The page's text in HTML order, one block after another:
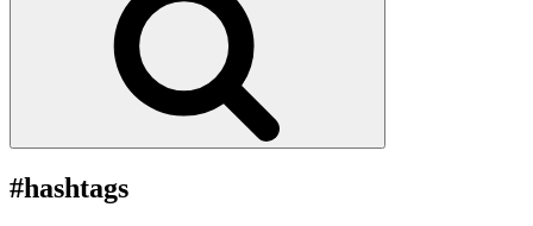
#hashtags